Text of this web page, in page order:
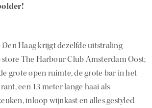
Haag krijgt dezelfde uitstraling
The Harbour Club Amsterdam Oost;
grote open ruimte, de grote bar in het
een 13 meter lange haai als
inloop wijnkast en alles gestyled